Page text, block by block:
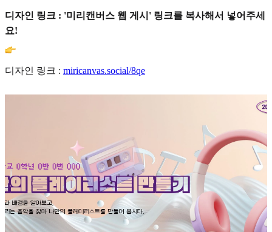
디자인 링크 : '미리캔버스 웹 게시' 링크를 복사해서 넣어주세
요!
디자인 링크 : miricanvas.social/8qe